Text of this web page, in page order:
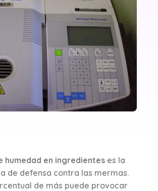
humedad en ingredientes es la
de defensa contra las mermas.
de más puede provocar